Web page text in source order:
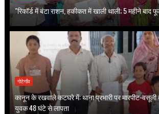
"रिकॉर्ड में बंटा राशन, हकीकत में खाली थाली; 5 महीने बाद
गोटेगाँव
कानून के रखवाले कटघरे में: थाना प्रभारी पर मारपीट-वसूली
युवक 48 घंटे से लापता